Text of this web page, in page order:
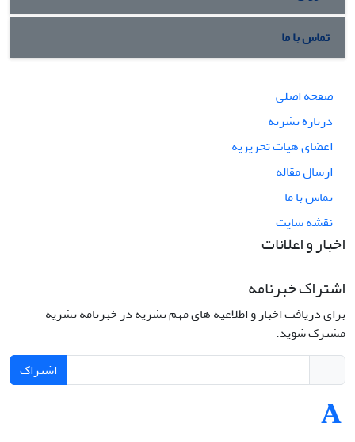
تماس با ما
صفحه اصلی
درباره نشریه
اعضای هیات تحریریه
ارسال مقاله
تماس با ما
نقشه سایت
اخبار و اعلانات
اشتراک خبرنامه
برای دریافت اخبار و اطلاعیه های مهم نشریه در خبرنامه نشریه
مشترک شوید.
اشتراک